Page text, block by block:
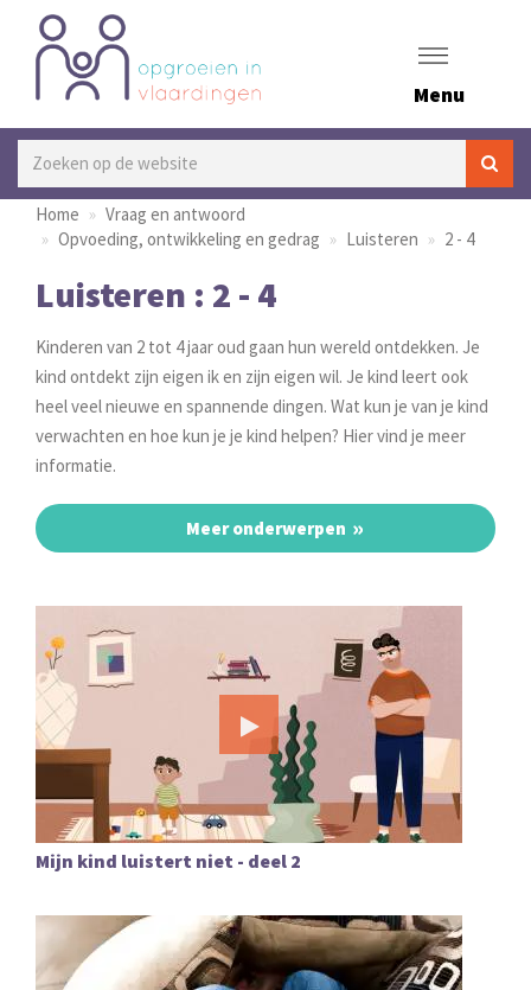
Menu
Home
Vraag en antwoord
Opvoeding, ontwikkeling en gedrag
Luisteren 2 - 4
Luisteren : 2 - 4
Kinderen van 2 tot 4 jaar oud gaan hun wereld ontdekken. Je
kind ontdekt zijn eigen ik en zijn eigen wil. Je kind leert ook
heel veel nieuwe en spannende dingen. Wat kun je van je kind
verwachten en hoe kun je je kind helpen? Hier vind je meer
informatie.
Meer onderwerpen
Mijn kind luistert niet - deel 2